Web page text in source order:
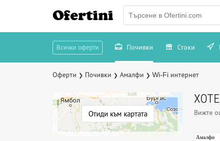
Ofertini
Всички оферти Почивки Стоки
Оферти ❯ Почивки ❯ Амалфи ❯ Wi-Fi интернет
Отиди към картата Вижте
Амалфи